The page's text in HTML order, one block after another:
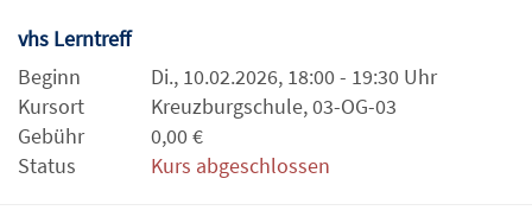
vhs Lerntreff
Beginn
Di., 10.02.2026, 18:00 - 19:30 Uhr
Kursort
Kreuzburgschule, 03-OG-03
Gebühr
0,00 €
Status
Kurs abgeschlossen